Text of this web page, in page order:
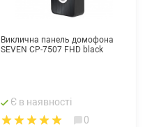
Виклична панель домофона
SEVEN CP-7507 FHD black
Є в наявності
0